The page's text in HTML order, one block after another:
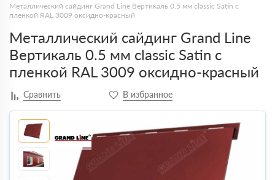
Металлический сайдинг Grand Line Вертикаль 0.5 мм classic Satin с
пленкой RAL 3009 оксидно-красный
Металлический сайдинг Grand Line
Вертикаль 0.5 мм classic Satin с
пленкой RAL 3009 оксидно-красный